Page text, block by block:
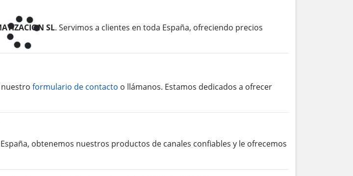
SL. Servimos a clientes en toda España, ofreciendo precios
formulario de contacto o llámanos. Estamos dedicados a ofrecer
obtenemos nuestros productos de canales confiables y le ofrecemos